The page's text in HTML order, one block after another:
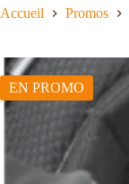
Accueil Promos
EN PROMO